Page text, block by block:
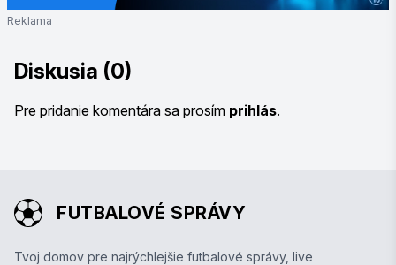
Reklama
Diskusia (0)
Pre pridanie komentára sa prosím prihlás.
FUTBALOVÉ SPRÁVY
Tvoj domov pre najrýchlejšie futbalové správy, live